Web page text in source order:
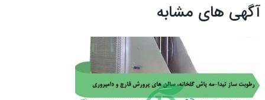
آگهی های مشابه